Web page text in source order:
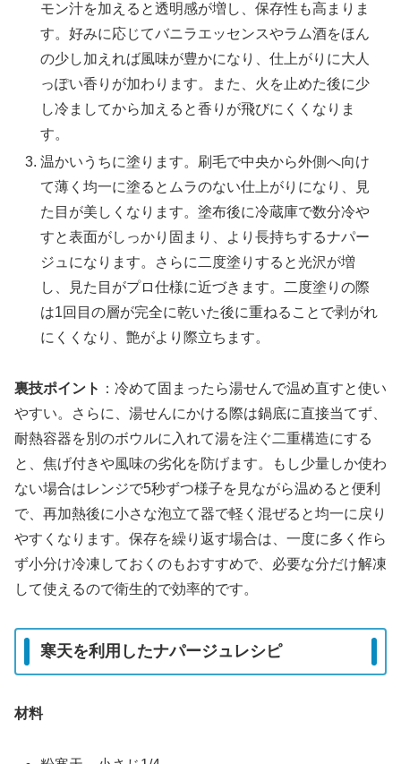
モン汁を加えると透明感が増し、保存性も高まりま
す。好みに応じてバニラエッセンスやラム酒をほん
の少し加えれば風味が豊かになり、仕上がりに大人
っぽい香りが加わります。また、火を止めた後に少
し冷ましてから加えると香りが飛びにくくなりま
す。
温かいうちに塗ります。刷毛で中央から外側へ向け
て薄く均一に塗るとムラのない仕上がりになり、見
た目が美しくなります。塗布後に冷蔵庫で数分冷や
すと表面がしっかり固まり、より長持ちするナパー
ジュになります。さらに二度塗りすると光沢が増
し、見た目がプロ仕様に近づきます。二度塗りの際
は1回目の層が完全に乾いた後に重ねることで剥がれ
にくくなり、艶がより際立ちます。
裏技ポイント ：冷めて固まったら湯せんで温め直すと使い
やすい。さらに、湯せんにかける際は鍋底に直接当てず、
耐熱容器を別のボウルに入れて湯を注ぐ二重構造にする
と、焦げ付きや風味の劣化を防げます。もし少量しか使わ
ない場合はレンジで5秒ずつ様子を見ながら温めると便利
で、再加熱後に小さな泡立て器で軽く混ぜると均一に戻り
やすくなります。保存を繰り返す場合は、一度に多く作ら
ず小分け冷凍しておくのもおすすめで、必要な分だけ解凍
して使えるので衛生的で効率的です。
寒天を利用したナパージュレシピ
材料